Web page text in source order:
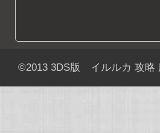
©2013 3DS版 イルルカ 攻略